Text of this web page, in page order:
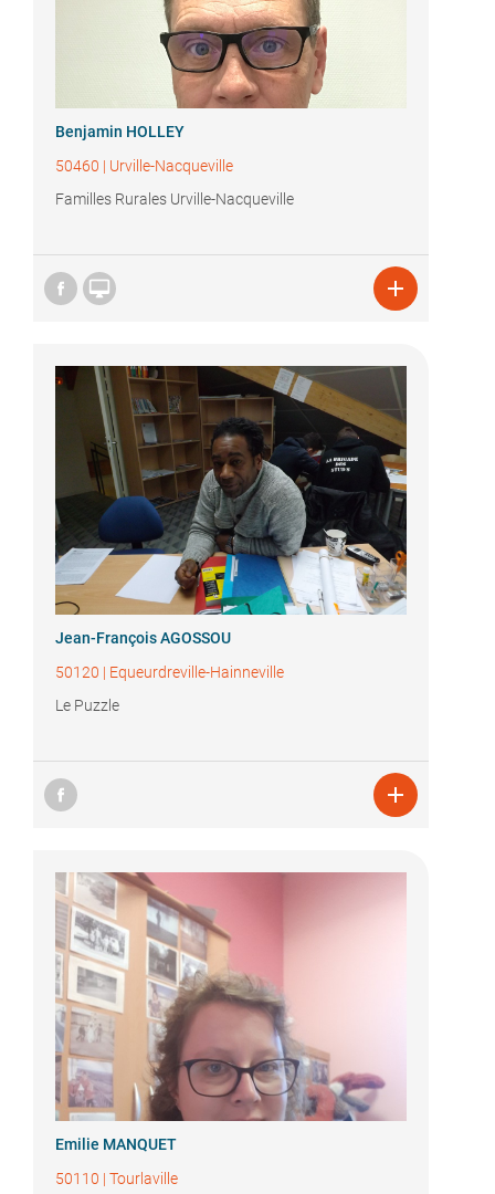
Benjamin HOLLEY
50460 | Urville-Nacqueville
Familles Rurales Urville-Nacqueville
 
Jean-François AGOSSOU
50120 | Equeurdreville-Hainneville
Le Puzzle

Emilie MANQUET
50110 | Tourlaville